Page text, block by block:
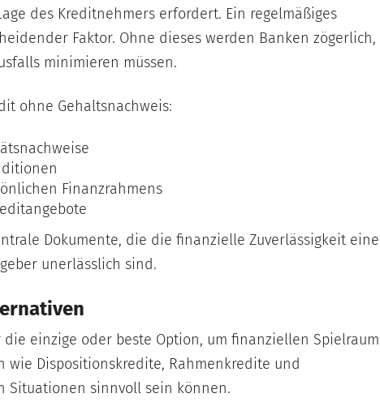
des Kreditnehmers erfordert. Ein regelmäßiges
Faktor. Ohne dieses werden Banken zögerlich,
minimieren müssen.
ohne Gehaltsnachweis:
Finanzrahmens
Dokumente, die die finanzielle Zuverlässigkeit
unerlässlich sind.
einzige oder beste Option, um finanziellen Spielraum
wie Dispositionskredite, Rahmenkredite und
Situationen sinnvoll sein können.